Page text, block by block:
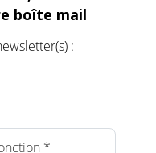
boîte mail
: